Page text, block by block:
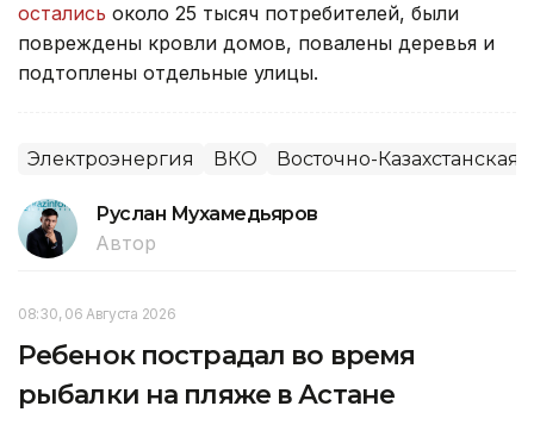
остались около 25 тысяч потребителей, были
повреждены кровли домов, повалены деревья и
подтоплены отдельные улицы.
Электроэнергия ВКО Восточно-Казахстанская
Руслан Мухамедьяров
Автор
08:30, 06 Августа 2026
Ребенок пострадал во время
рыбалки на пляже в Астане